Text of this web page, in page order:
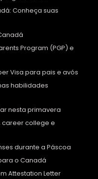
Conheça suas
Program (PGP) e
Visa para pais e avós
habilidades
nesta primavera
career college e
durante a Páscoa
o Canadá
Attestation Letter